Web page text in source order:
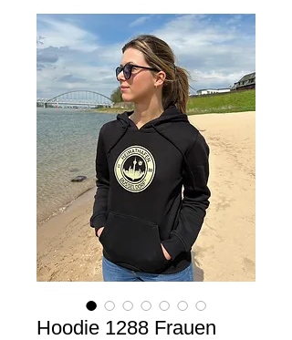
Hoodie 1288 Frauen